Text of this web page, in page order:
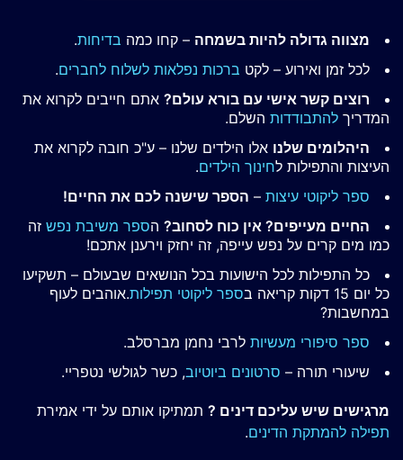
מצווה גדולה להיות בשמחה – קחו כמה בדיחות.
לכל זמן ואירוע – לקט ברכות נפלאות לשלוח לחברים.
רוצים קשר אישי עם בורא עולם? אתם חייבים לקרוא את
המדריך להתבודדות השלם.
היהלומים שלנו אלו הילדים שלנו – ע"כ חובה לקרוא את
העיצות והתפילות לחינוך הילדים.
ספר ליקוטי עיצות – הספר שישנה לכם את החיים!
החיים מעייפים? אין כוח לסחוב? הספר משיבת נפש זה
כמו מים קרים על נפש עייפה, זה יחזק וירענן אתכם!
כל התפילות לכל הישועות בכל הנושאים שבעולם – תשקיעו
כל יום 15 דקות קריאה ב
ספר ליקוטי תפילות.אוהבים לעוף
במחשבות?
ספר סיפורי מעשיות לרבי נחמן מברסלב.
שיעורי תורה – סרטונים ביוטיוב, כשר לגולשי נטפריי.
מרגישים שיש עליכם דינים ? תמתיקו אותם על ידי אמירת
תפילה להמתקת הדינים.